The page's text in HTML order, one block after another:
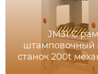
JM31 C
штамповочный
станок 200t